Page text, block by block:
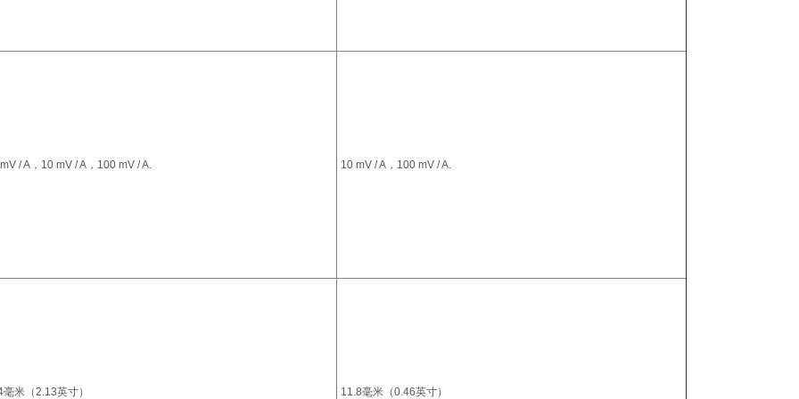
/ A，10 mV / A，100 mV / A. 10 mV / A，100 mV / A.
毫米（2.13英寸） 11.8毫米（0.46英寸）